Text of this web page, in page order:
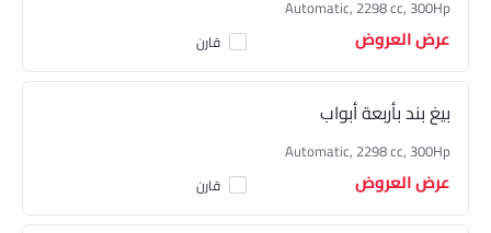
Automatic, 2298 cc, 300Hp
عرض العروض قارن
بيغ بند بأربعة أبواب
Automatic, 2298 cc, 300Hp
عرض العروض قارن